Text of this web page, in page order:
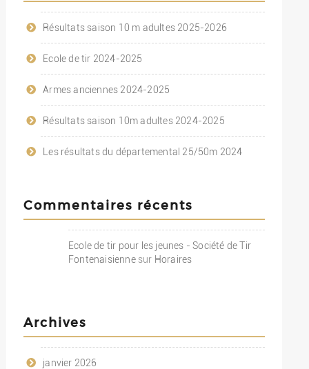
Résultats saison 10 m adultes 2025-2026
Ecole de tir 2024-2025
Armes anciennes 2024-2025
Résultats saison 10m adultes 2024-2025
Les résultats du départemental 25/50m 2024
Commentaires récents
Ecole de tir pour les jeunes - Société de Tir
Fontenaisiennesur Horaires
Archives
janvier 2026